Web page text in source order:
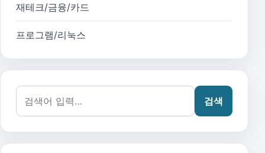
재테크/금융/카드
프로그램/리눅스
검색어:
검색